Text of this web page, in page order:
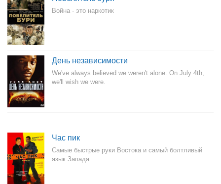
Война - это наркотик
День независимости
We've always believed we weren't alone. On July 4th,
we'll wish we were.
Час пик
Самые быстрые руки Востока и самый болтливый
язык Запада